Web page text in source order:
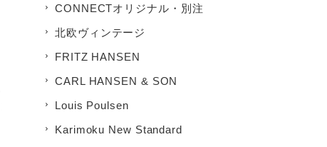
CONNECTオリジナル・別注
北欧ヴィンテージ
FRITZ HANSEN
CARL HANSEN & SON
Louis Poulsen
Karimoku New Standard